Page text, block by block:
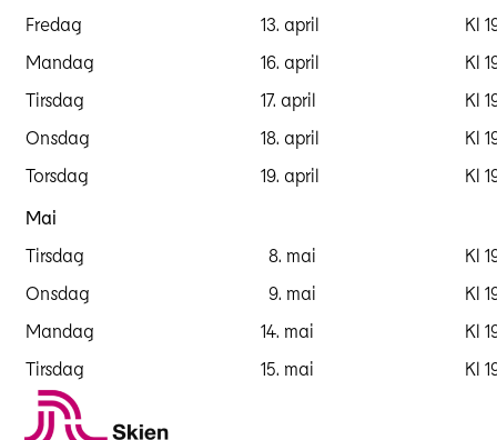
Fredag 13. april
Kl
Mandag
16. april
Kl
Tirsdag
17. april
Kl
Onsdag
18. april
Kl
Torsdag
19. april
Kl
Mai
Tirsdag
8. mai
Kl
Onsdag
9. mai
Kl
Mandag
14. mai
Kl
Tirsdag
15. mai Kl
Site Img 4697 20180411